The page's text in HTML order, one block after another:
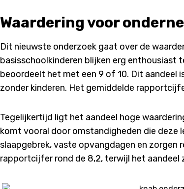
Waardering voor
Dit nieuwste onderzoek gaat over de
basisschoolkinderen blijken erg enthousiast
beoordeelt het met een 9 of 10. Dit aandeel
zonder kinderen. Het gemiddelde
Tegelijkertijd ligt het aandeel hoge
komt vooral door omstandigheden die deze
slaapgebrek, vaste opvangdagen en zorgen
rapportcijfer rond de 8,2, terwijl het aandeel